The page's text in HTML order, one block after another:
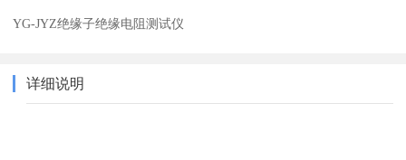
YG-JYZ绝缘子绝缘电阻测试仪
详细说明